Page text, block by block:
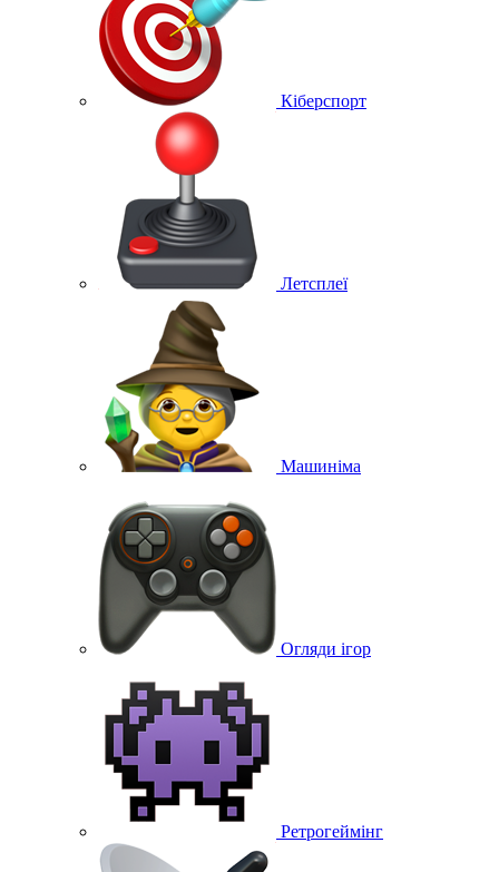
Кіберспорт
Летсплеї
Машиніма
Огляди ігор
Ретрогеймінг